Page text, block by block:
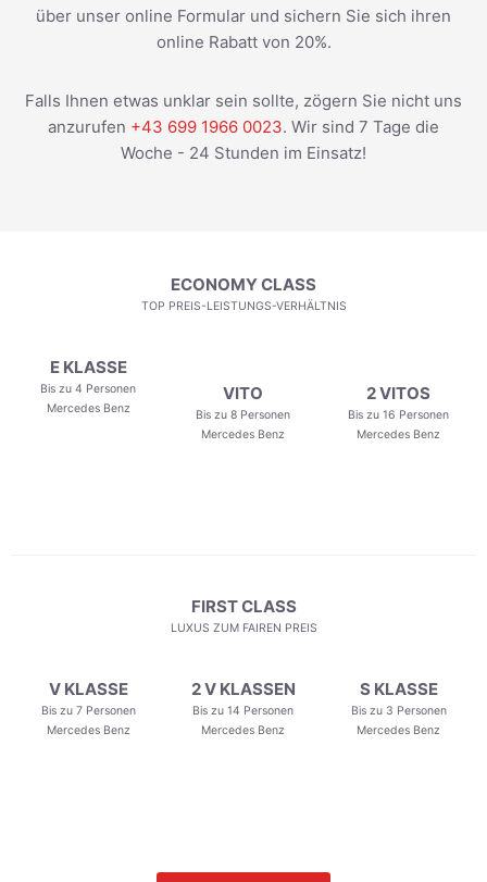
über unser online Formular und sichern Sie sich ihren
online Rabatt von 20%.
Falls Ihnen etwas unklar sein sollte, zögern Sie nicht uns
anzurufen +43 699 1966 0023. Wir sind 7 Tage die
Woche - 24 Stunden im Einsatz!
ECONOMY CLASS
TOP PREIS-LEISTUNGS-VERHÄLTNIS
E KLASSE
Bis zu 4 Personen
Mercedes Benz
VITO
Bis zu 8 Personen
Mercedes Benz
2 VITOS
Bis zu 16 Personen
Mercedes Benz
FIRST CLASS
LUXUS ZUM FAIREN PREIS
V KLASSE
Bis zu 7 Personen
Mercedes Benz
2 V KLASSEN
Bis zu 14 Personen
Mercedes Benz
S KLASSE
Bis zu 3 Personen
Mercedes Benz